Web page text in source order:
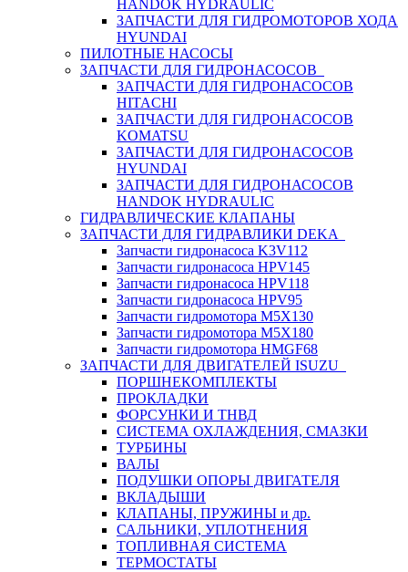
HANDOK HYDRAULIC
ЗАПЧАСТИ ДЛЯ ГИДРОМОТОРОВ ХОДА
HYUNDAI
ПИЛОТНЫЕ НАСОСЫ
ЗАПЧАСТИ ДЛЯ ГИДРОНАСОСОВ
ЗАПЧАСТИ ДЛЯ ГИДРОНАСОСОВ
HITACHI
ЗАПЧАСТИ ДЛЯ ГИДРОНАСОСОВ
KOMATSU
ЗАПЧАСТИ ДЛЯ ГИДРОНАСОСОВ
HYUNDAI
ЗАПЧАСТИ ДЛЯ ГИДРОНАСОСОВ
HANDOK HYDRAULIC
ГИДРАВЛИЧЕСКИЕ КЛАПАНЫ
ЗАПЧАСТИ ДЛЯ ГИДРАВЛИКИ DEKA
Запчасти гидронасоса K3V112
Запчасти гидронасоса HPV145
Запчасти гидронасоса HPV118
Запчасти гидронасоса HPV95
Запчасти гидромотора M5X130
Запчасти гидромотора M5X180
Запчасти гидромотора HMGF68
ЗАПЧАСТИ ДЛЯ ДВИГАТЕЛЕЙ ISUZU
ПОРШНЕКОМПЛЕКТЫ
ПРОКЛАДКИ
ФОРСУНКИ И ТНВД
СИСТЕМА ОХЛАЖДЕНИЯ, СМАЗКИ
ТУРБИНЫ
ВАЛЫ
ПОДУШКИ ОПОРЫ ДВИГАТЕЛЯ
ВКЛАДЫШИ
КЛАПАНЫ, ПРУЖИНЫ и др.
САЛЬНИКИ, УПЛОТНЕНИЯ
ТОПЛИВНАЯ СИСТЕМА
ТЕРМОСТАТЫ